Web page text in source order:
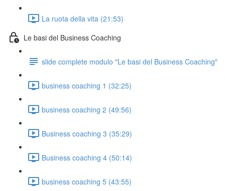
La ruota della vita (21:53)
Le basi del Business Coaching
slide complete modulo "Le basi del Business Coaching"
business coaching 1 (32:25)
business coaching 2 (49:56)
Business coaching 3 (35:29)
Business coaching 4 (50:14)
business coaching 5 (43:55)